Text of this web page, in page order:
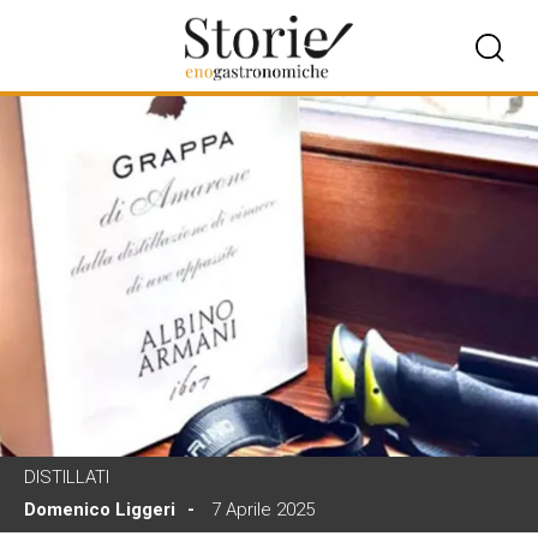
DISTILLATI
Domenico Liggeri
7 Aprile 2025